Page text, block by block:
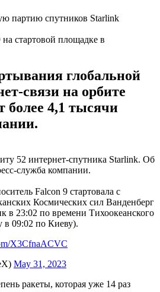
на стартовой площадке в
глобальной
связи на орбите
4,1 тысячи
52 интернет-спутника Starlink. Об
служба компании.
Falcon 9 стартовала с
Космических сил Ванденберг
в 23:02 по времени Тихоокеанского
09:02 по Киеву).
X3CfnaACVC
May 31, 2023
ракеты, которая уже 14 раз